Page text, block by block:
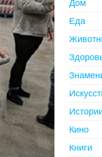
Дом
Еда
Кино
Книги